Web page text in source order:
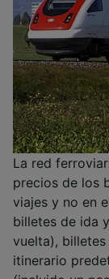
La red
precios de los
viajes y no en
billetes de ida
vuelta),
itinerario